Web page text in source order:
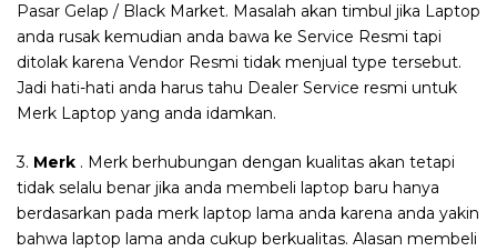
Pasar Gelap / Black Market. Masalah akan timbul jika Laptop
anda rusak kemudian anda bawa ke Service Resmi tapi
ditolak karena Vendor Resmi tidak menjual type tersebut.
Jadi hati-hati anda harus tahu Dealer Service resmi untuk
Merk Laptop yang anda idamkan.
3. Merk . Merk berhubungan dengan kualitas akan tetapi
tidak selalu benar jika anda membeli laptop baru hanya
berdasarkan pada merk laptop lama anda karena anda yakin
bahwa laptop lama anda cukup berkualitas. Alasan membeli